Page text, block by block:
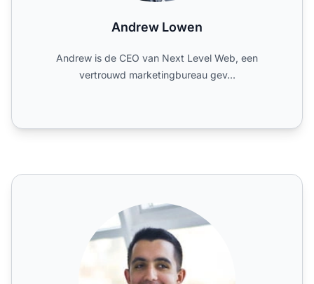
Andrew Lowen
Andrew is de CEO van Next Level Web, een
vertrouwd marketingbureau gev...
Andriy Zapisotskyi